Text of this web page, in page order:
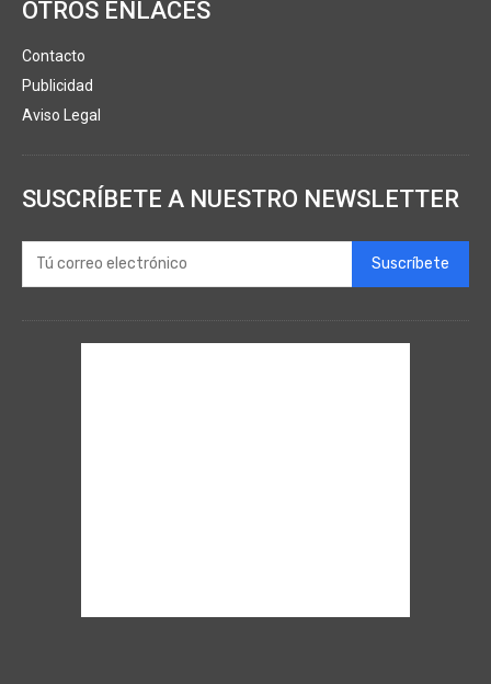
OTROS ENLACES
Contacto
Publicidad
Aviso Legal
SUSCRÍBETE A NUESTRO NEWSLETTER
Suscríbete